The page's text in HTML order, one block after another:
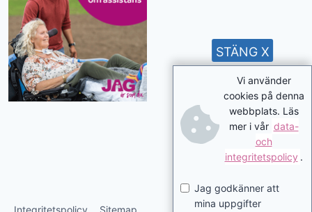
Integritetspolicy Sitemap
Vi använder
cookies på denna
webbplats. Läs
mer i vår data-
och
integritetspolicy .
Jag godkänner att
mina uppgifter
STÄNG X